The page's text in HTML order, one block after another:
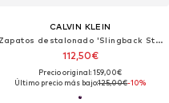
CALVIN KLEIN
Zapatos destalonado 'Slingback Stiletto'
112,50€
Precio original: 159,00€
Último precio más bajo:125,00€-10%